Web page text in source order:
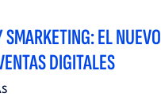
SMARKETING: EL NUEVO
DIGITALES